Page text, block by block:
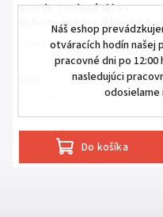
Náš eshop
otváracích hodín našej
pracovné dni po
nasledujúci
odosielame
Sturdo Tvrdené sklo +
Ochrana kamery iPhone 14
Pro Max čierne 5D
Skladom (2 ks)
Do košíka